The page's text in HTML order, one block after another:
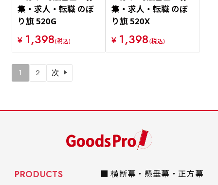
集・求人・転職 のぼ
り旗 520G
¥ 1,398(税込)
集・求人・転職 のぼ
り旗 520X
¥ 1,398(税込)
1 2 次
PRODUCTS
■ 横断幕・懸垂幕・正方幕